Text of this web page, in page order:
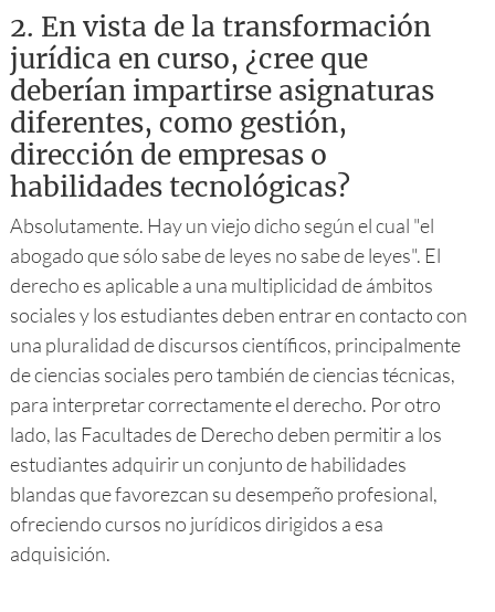
2. En vista de la transformación
jurídica en curso, ¿cree que
deberían impartirse asignaturas
diferentes, como gestión,
dirección de empresas o
habilidades tecnológicas?
Absolutamente. Hay un viejo dicho según el cual "el
abogado que sólo sabe de leyes no sabe de leyes". El
derecho es aplicable a una multiplicidad de ámbitos
sociales y los estudiantes deben entrar en contacto con
una pluralidad de discursos científicos, principalmente
de ciencias sociales pero también de ciencias técnicas,
para interpretar correctamente el derecho. Por otro
lado, las Facultades de Derecho deben permitir a los
estudiantes adquirir un conjunto de habilidades
blandas que favorezcan su desempeño profesional,
ofreciendo cursos no jurídicos dirigidos a esa
adquisición.